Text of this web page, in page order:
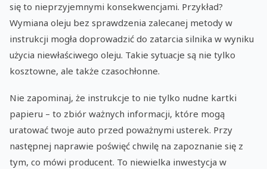
się to nieprzyjemnymi konsekwencjami. Przykład?
Wymiana oleju bez sprawdzenia zalecanej metody w
instrukcji mogła doprowadzić do zatarcia silnika w wyniku
użycia niewłaściwego oleju. Takie sytuacje są nie tylko
kosztowne, ale także czasochłonne.
Nie zapominaj, że instrukcje to nie tylko nudne kartki
papieru – to zbiór ważnych informacji, które mogą
uratować twoje auto przed poważnymi usterek. Przy
następnej naprawie poświęć chwilę na zapoznanie się z
tym, co mówi producent. To niewielka inwestycja w